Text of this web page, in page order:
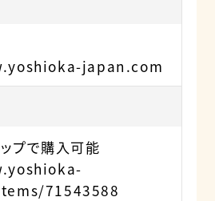
japan.com
プで購入可能
71543588